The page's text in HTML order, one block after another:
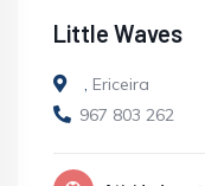
Little Waves
, Ericeira
967 803 262